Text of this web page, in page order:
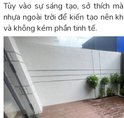
Tùy vào sự sáng tạo, sở thích
nhựa ngoài trời để kiến tạo nên
và không kém phần tinh tế.